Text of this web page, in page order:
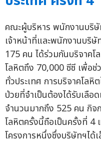
คณะผู้บริหาร พนักงานบริ
เจ้าหน้าที่และพนักงานบริษั
175 คน ได้ร่วมกันบริจาคโ
โลหิตถึง 70,000 ซีซี เพื่อช่
ทั่วประเทศ การบริจาคโลหิ
ป่วยที่จำเป็นต้องได้รับเลือ
จำนวนมากถึง 525 คน กิจ
โลหิตครั้งนี้ถือเป็นครั้งที่ 4
โครงการหนึ่งซึ่งบริษัทฯได้